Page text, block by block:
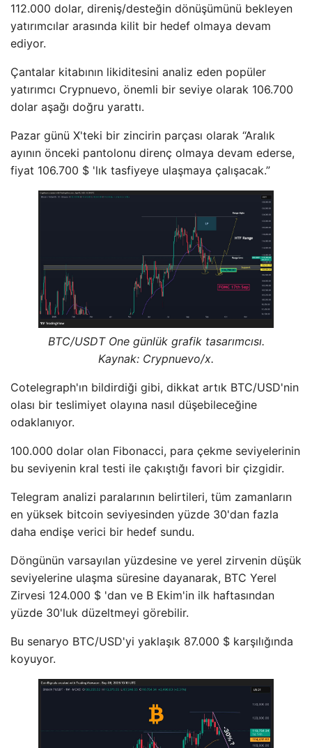
112.000 dolar, direniş/desteğin dönüşümünü bekleyen
yatırımcılar arasında kilit bir hedef olmaya devam
ediyor.
Çantalar kitabının likiditesini analiz eden popüler
yatırımcı Crypnuevo, önemli bir seviye olarak 106.700
dolar aşağı doğru yarattı.
Pazar günü X'teki bir zincirin parçası olarak “Aralık
ayının önceki pantolonu direnç olmaya devam ederse,
fiyat 106.700 $ 'lık tasfiyeye ulaşmaya çalışacak.”
BTC/USDT One günlük grafik tasarımcısı.
Kaynak: Crypnuevo/x.
Cotelegraph'ın bildirdiği gibi, dikkat artık BTC/USD'nin
olası bir teslimiyet olayına nasıl düşebileceğine
odaklanıyor.
100.000 dolar olan Fibonacci, para çekme seviyelerinin
bu seviyenin kral testi ile çakıştığı favori bir çizgidir.
Telegram analizi paralarının belirtileri, tüm zamanların
en yüksek bitcoin seviyesinden yüzde 30'dan fazla
daha endişe verici bir hedef sundu.
Döngünün varsayılan yüzdesine ve yerel zirvenin düşük
seviyelerine ulaşma süresine dayanarak, BTC Yerel
Zirvesi 124.000 $ 'dan ve B Ekim'in ilk haftasından
yüzde 30'luk düzeltmeyi görebilir.
Bu senaryo BTC/USD'yi yaklaşık 87.000 $ karşılığında
koyuyor.